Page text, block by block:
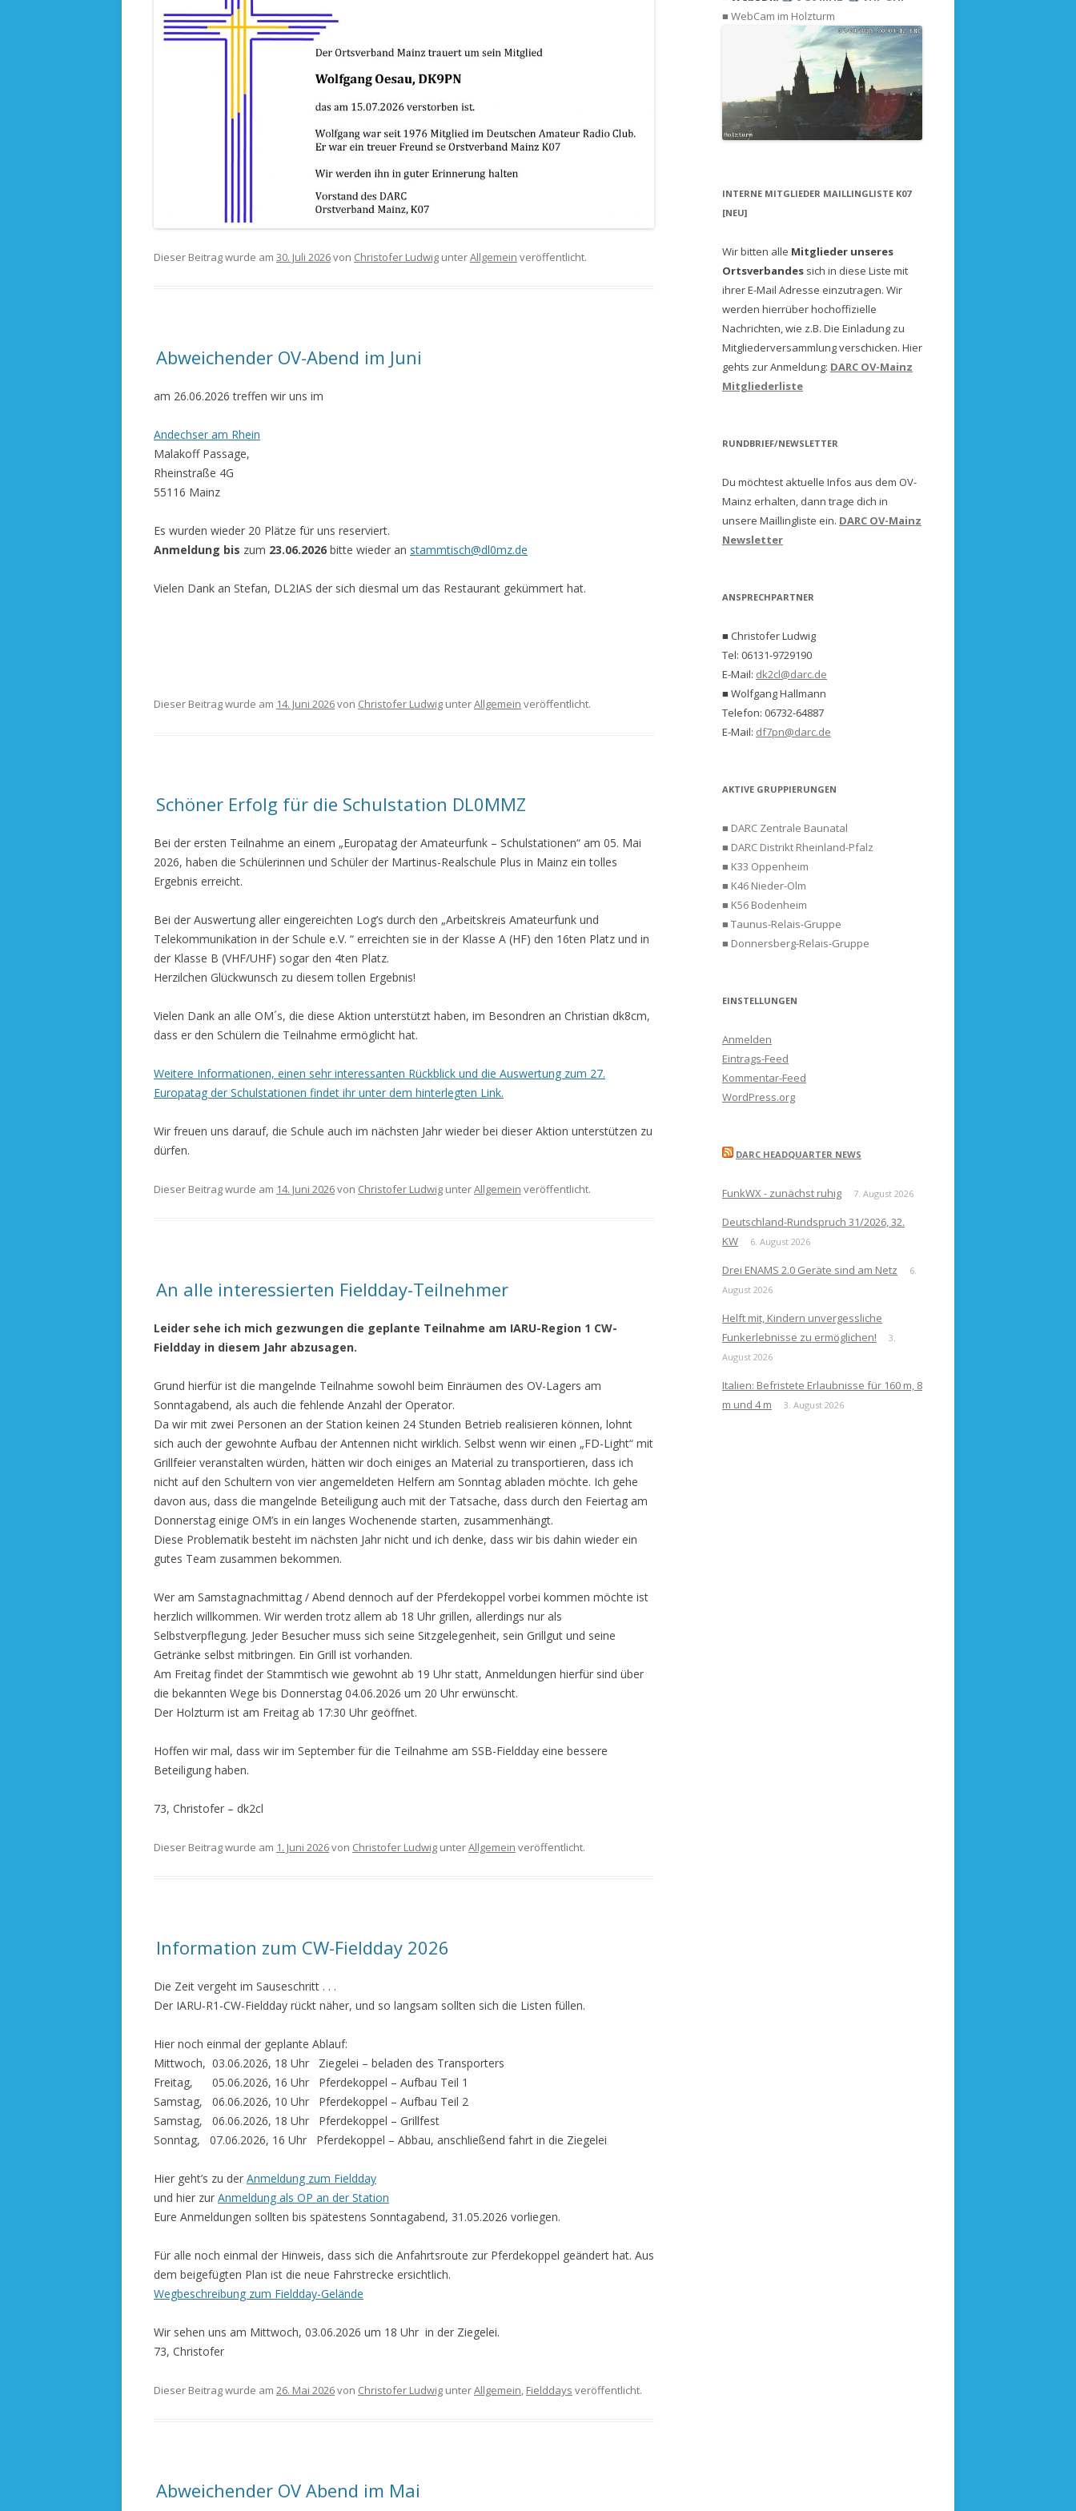
FIELDDAY 2000
DAS SEIL MUSS HOCH
DIE LETZTE CHANCE
DAS ENDE
PROTOKOLLE
ERGEBNISSE
EMPFANGSNETZWERK
VERFOLGEN
SONDENSOFTWARE
Dieser Beitrag wurde am 30. Juli 2026von Christofer Ludwig unterAllgemein veröffentlicht.
Abweichender OV-Abend im Juni
am 26.06.2026 treffen wir uns im
Andechser am Rhein
Malakoff Passage,
Rheinstraße 4G
55116 Mainz
Es wurden wieder 20 Plätze für uns reserviert.
Anmeldung bis zum 23.06.2026 bitte wieder an stammtisch@dl0mz.de
Vielen Dank an Stefan, DL2IAS der sich diesmal um das Restaurant gekümmert hat.
Dieser Beitrag wurde am 14. Juni 2026von Christofer Ludwig unterAllgemein veröffentlicht.
Schöner Erfolg für die Schulstation DL0MMZ
Bei der ersten Teilnahme an einem „Europatag der Amateurfunk – Schulstationen“ am 05. Mai
2026, haben die Schülerinnen und Schüler der Martinus-Realschule Plus in Mainz ein tolles
Ergebnis erreicht.
Bei der Auswertung aller eingereichten Log’s durch den „Arbeitskreis Amateurfunk und
Telekommunikation in der Schule e.V. “ erreichten sie in der Klasse A (HF) den 16ten Platz und in
der Klasse B (VHF/UHF) sogar den 4ten Platz.
Herzilchen Glückwunsch zu diesem tollen Ergebnis!
Vielen Dank an alle OM´s, die diese Aktion unterstützt haben, im Besondren an Christian dk8cm,
dass er den Schülern die Teilnahme ermöglicht hat.
Weitere Informationen, einen sehr interessanten Rückblick und die Auswertung zum 27.
Europatag der Schulstationen findet ihr unter dem hinterlegten Link.
Wir freuen uns darauf, die Schule auch im nächsten Jahr wieder bei dieser Aktion unterstützen zu
dürfen.
Dieser Beitrag wurde am 14. Juni 2026von Christofer Ludwig unterAllgemein veröffentlicht.
An alle interessierten Fieldday-Teilnehmer
Leider sehe ich mich gezwungen die geplante Teilnahme am IARU-Region 1 CW-
Fieldday in diesem Jahr abzusagen.
Grund hierfür ist die mangelnde Teilnahme sowohl beim Einräumen des OV-Lagers am
Sonntagabend, als auch die fehlende Anzahl der Operator.
Da wir mit zwei Personen an der Station keinen 24 Stunden Betrieb realisieren können, lohnt
sich auch der gewohnte Aufbau der Antennen nicht wirklich. Selbst wenn wir einen „FD-Light“ mit
Grillfeier veranstalten würden, hätten wir doch einiges an Material zu transportieren, dass ich
nicht auf den Schultern von vier angemeldeten Helfern am Sonntag abladen möchte. Ich gehe
davon aus, dass die mangelnde Beteiligung auch mit der Tatsache, dass durch den Feiertag am
Donnerstag einige OM’s in ein langes Wochenende starten, zusammenhängt.
Diese Problematik besteht im nächsten Jahr nicht und ich denke, dass wir bis dahin wieder ein
gutes Team zusammen bekommen.
Wer am Samstagnachmittag / Abend dennoch auf der Pferdekoppel vorbei kommen möchte ist
herzlich willkommen. Wir werden trotz allem ab 18 Uhr grillen, allerdings nur als
Selbstverpflegung. Jeder Besucher muss sich seine Sitzgelegenheit, sein Grillgut und seine
Getränke selbst mitbringen. Ein Grill ist vorhanden.
Am Freitag findet der Stammtisch wie gewohnt ab 19 Uhr statt, Anmeldungen hierfür sind über
die bekannten Wege bis Donnerstag 04.06.2026 um 20 Uhr erwünscht.
Der Holzturm ist am Freitag ab 17:30 Uhr geöffnet.
Hoffen wir mal, dass wir im September für die Teilnahme am SSB-Fieldday eine bessere
Beteiligung haben.
73, Christofer – dk2cl
Dieser Beitrag wurde am 1. Juni 2026von Christofer Ludwig unterAllgemein veröffentlicht.
Information zum CW-Fieldday 2026
Die Zeit vergeht im Sauseschritt . . .
Der IARU-R1-CW-Fieldday rückt näher, und so langsam sollten sich die Listen füllen.
Hier noch einmal der geplante Ablauf:
Mittwoch, 03.06.2026, 18 Uhr Ziegelei – beladen des Transporters
Freitag, 05.06.2026, 16 Uhr Pferdekoppel – Aufbau Teil 1
Samstag, 06.06.2026, 10 Uhr Pferdekoppel – Aufbau Teil 2
Samstag, 06.06.2026, 18 Uhr Pferdekoppel – Grillfest
Sonntag, 07.06.2026, 16 Uhr Pferdekoppel – Abbau, anschließend fahrt in die Ziegelei
Hier geht’s zu der Anmeldung zum Fieldday
und hier zur Anmeldung als OP an der Station
Eure Anmeldungen sollten bis spätestens Sonntagabend, 31.05.2026 vorliegen.
Für alle noch einmal der Hinweis, dass sich die Anfahrtsroute zur Pferdekoppel geändert hat. Aus
dem beigefügten Plan ist die neue Fahrstrecke ersichtlich.
Wegbeschreibung zum Fieldday-Gelände
Wir sehen uns am Mittwoch, 03.06.2026 um 18 Uhr in der Ziegelei.
73, Christofer
Dieser Beitrag wurde am 26. Mai 2026von Christofer Ludwig unterAllgemein, Fielddays veröffentlicht.
Abweichender OV Abend im Mai
■ WebCam im Holzturm
INTERNE MITGLIEDER MAILLINGLISTE K07
[NEU]
Wir bitten alle Mitglieder unseres
Ortsverbandes sich in diese Liste mit
ihrer E-Mail Adresse einzutragen. Wir
werden hierrüber hochoffizielle
Nachrichten, wie z.B. Die Einladung zu
Mitgliederversammlung verschicken. Hier
gehts zur Anmeldung: DARC OV-Mainz
Mitgliederliste
RUNDBRIEF/NEWSLETTER
Du möchtest aktuelle Infos aus dem OV-
Mainz erhalten, dann trage dich in
unsere Maillingliste ein. DARC OV-Mainz
Newsletter
ANSPRECHPARTNER
■ Christofer Ludwig
Tel: 06131-9729190
E-Mail: dk2cl@darc.de
■ Wolfgang Hallmann
Telefon: 06732-64887
E-Mail: df7pn@darc.de
AKTIVE GRUPPIERUNGEN
■ DARC Zentrale Baunatal
■ DARC Distrikt Rheinland-Pfalz
■ K33 Oppenheim
■ K46 Nieder-Olm
■ K56 Bodenheim
■ Taunus-Relais-Gruppe
■ Donnersberg-Relais-Gruppe
EINSTELLUNGEN
Anmelden
Eintrags-Feed
Kommentar-Feed
WordPress.org
DARC HEADQUARTER NEWS
FunkWX - zunächst ruhig 7. August 2026
Deutschland-Rundspruch 31/2026, 32.
KW
6. August 2026
Drei ENAMS 2.0 Geräte sind am Netz
6.
August 2026
Helft mit, Kindern unvergessliche
Funkerlebnisse zu ermöglichen!
3.
August 2026
Italien: Befristete Erlaubnisse für 160 m, 8
m und 4 m
3. August 2026